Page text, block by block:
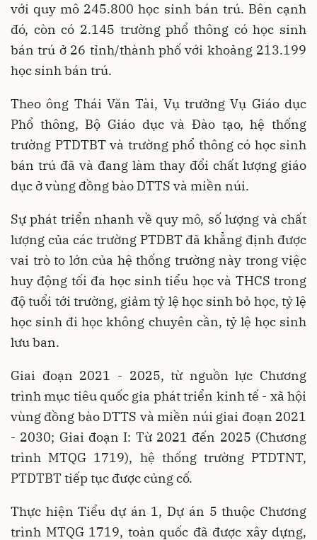
với quy mô 245.800 học sinh bán trú. Bên cạnh
đó, còn có 2.145 trường phổ thông có học sinh
bán trú ở 26 tỉnh/thành phố với khoảng 213.199
học sinh bán trú.
Theo ông Thái Văn Tài, Vụ trưởng Vụ Giáo dục
Phổ thông, Bộ Giáo dục và Đào tạo, hệ thống
trường PTDTBT và trường phổ thông có học sinh
bán trú đã và đang làm thay đổi chất lượng giáo
dục ở vùng đồng bào DTTS và miền núi.
Sự phát triển nhanh về quy mô, số lượng và chất
lượng của các trường PTDBT đã khẳng định được
vai trò to lớn của hệ thống trường này trong việc
huy động tối đa học sinh tiểu học và THCS trong
độ tuổi tới trường, giảm tỷ lệ học sinh bỏ học, tỷ lệ
học sinh đi học không chuyên cần, tỷ lệ học sinh
lưu ban.
Giai đoạn 2021 - 2025, từ nguồn lực Chương
trình mục tiêu quốc gia phát triển kinh tế - xã hội
vùng đồng bào DTTS và miền núi giai đoạn 2021
- 2030; Giai đoạn I: Từ 2021 đến 2025 (Chương
trình MTQG 1719), hệ thống trường PTDTNT,
PTDTBT tiếp tục được củng cố.
Thực hiện Tiểu dự án 1, Dự án 5 thuộc Chương
trình MTQG 1719, toàn quốc đã được xây dựng,